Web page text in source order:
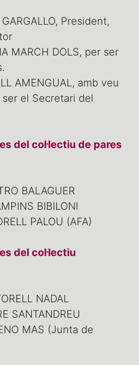
GARGALLO, President,
MARCH DOLS, per ser
AMENGUAL, amb veu
el Secretari del
del col·lectiu de pares
BALAGUER
BIBILONI
PALOU (AFA)
del col·lectiu
NADAL
SANTANDREU
MAS (Junta de